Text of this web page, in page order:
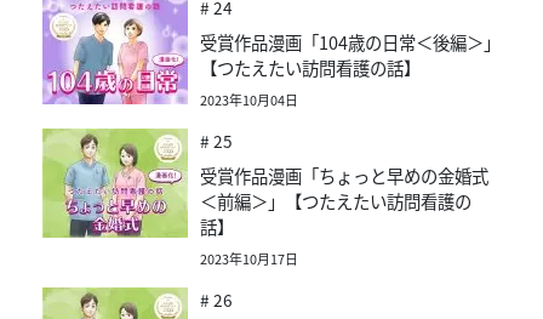
# 24
受賞作品漫画「104歳の日常＜後編＞」
【つたえたい訪問看護の話】
2023年10月04日
# 25
受賞作品漫画「ちょっと早めの金婚式
＜前編＞」【つたえたい訪問看護の
話】
2023年10月17日
# 26